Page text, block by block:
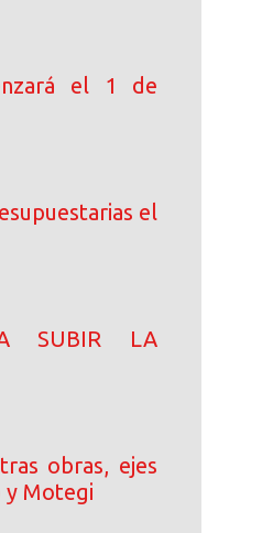
el 1 de
el
A SUBIR LA
obras, ejes
y Motegi